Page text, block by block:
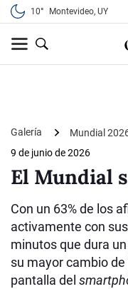
10° Montevideo, UY
Galería Mundial
9 de junio de 2026
El Mundial
Con un 63% de los
activamente con
minutos que dura
su mayor cambio
pantalla del